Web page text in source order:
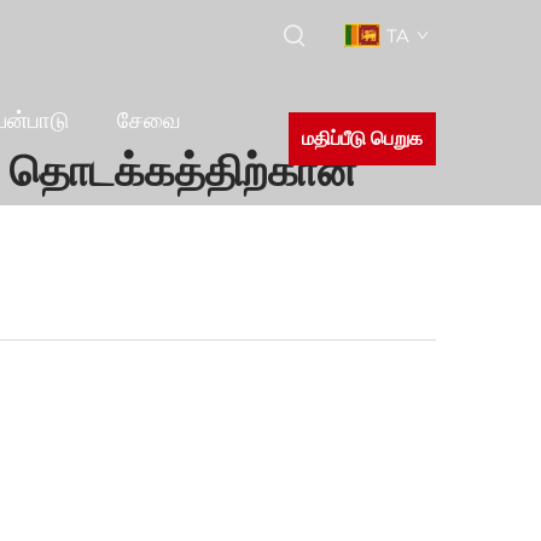
TA
சேவை
மதிப்பீடு பெறுக
தொடக்கத்திற்கான